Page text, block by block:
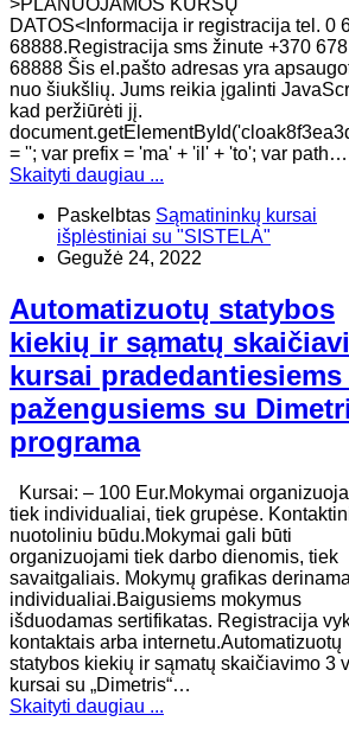
DATOS<Informacija ir registracija tel. 0
68888.Registracija sms žinute +370 678
68888 Šis el.pašto adresas yra
nuo šiukšlių. Jums reikia įgalinti
kad peržiūrėti jį.
= ''; var prefix = 'ma' + 'il' + 'to'; var path…
Skaityti daugiau ...
Paskelbtas Sąmatininkų kursai
išplėstiniai su "SISTELA"
Gegužė 24, 2022
Automatizuotų statybos
kiekių ir sąmatų
kursai
pažengusiems su
programa
Kursai: – 100 Eur.Mokymai
tiek individualiai, tiek grupėse.
nuotoliniu būdu.Mokymai gali būti
organizuojami tiek darbo dienomis, tiek
savaitgaliais. Mokymų grafikas
individualiai.Baigusiems mokymus
išduodamas sertifikatas. Registracija
kontaktais arba internetu.Automatizuotų
statybos kiekių ir sąmatų skaičiavimo 3
kursai su „Dimetris“…
Skaityti daugiau ...